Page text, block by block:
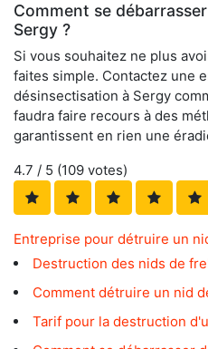
Comment se
Sergy ?
Si vous souhaitez ne plus
faites simple. Contactez une
désinsectisation à Sergy
faudra faire recours à des
garantissent en rien une
4.7 / 5 (109 votes)
Entreprise pour détruire un
Destruction des nids de
Comment détruire un nid
Tarif pour la destruction